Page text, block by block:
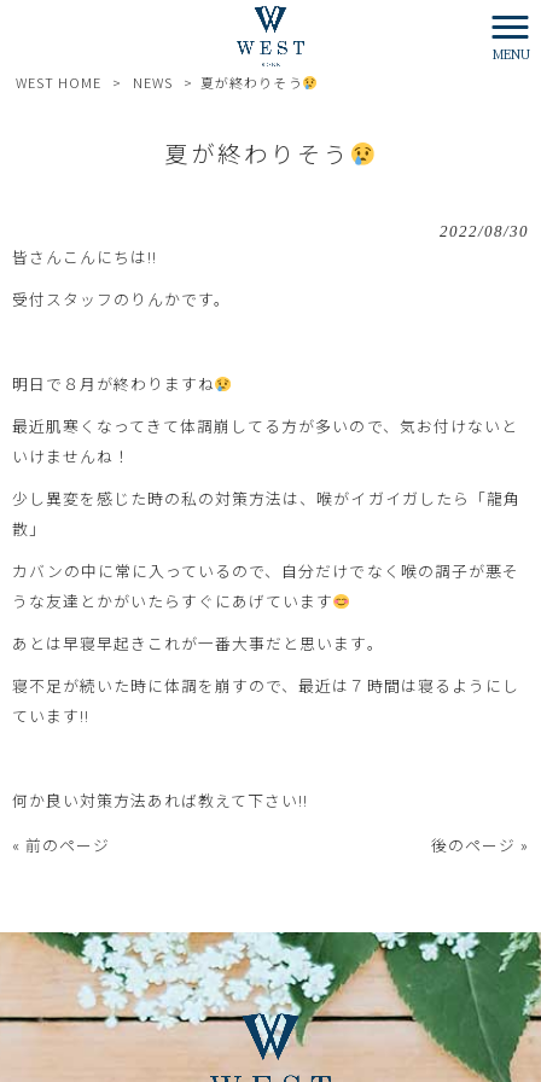
MENU
WEST HOME > NEWS > 夏が終わりそう
夏が終わりそう
2022/08/30
皆さんこんにちは!!
受付スタッフのりんかです。
明日で８月が終わりますね
最近肌寒くなってきて体調崩してる方が多いので、気お付けないと
いけませんね！
少し異変を感じた時の私の対策方法は、喉がイガイガしたら「龍角
散」
カバンの中に常に入っているので、自分だけでなく喉の調子が悪そ
うな友達とかがいたらすぐにあげています
あとは早寝早起きこれが一番大事だと思います。
寝不足が続いた時に体調を崩すので、最近は７時間は寝るようにし
ています!!
何か良い対策方法あれば教えて下さい!!
« 前のページ
後のページ »